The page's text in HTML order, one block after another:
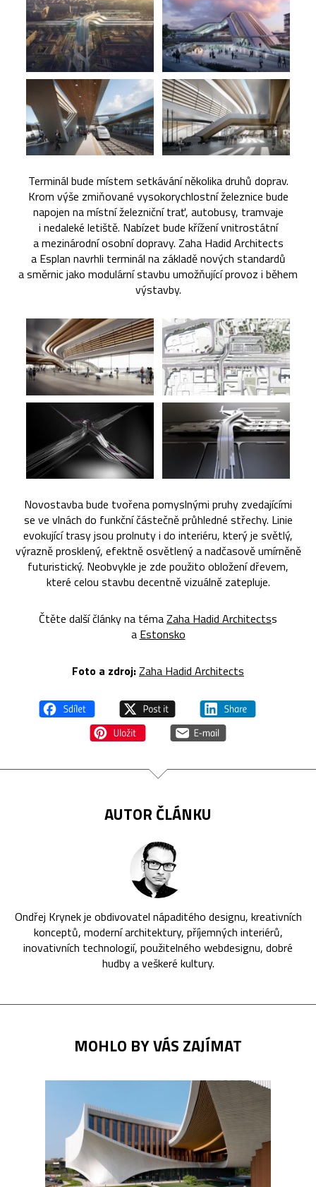
Terminál bude místem setkávání několika druhů doprav.
Krom výše zmiňované vysokorychlostní železnice bude
napojen na místní železniční trať, autobusy, tramvaje
i nedaleké letiště. Nabízet bude křížení vnitrostátní
a mezinárodní osobní dopravy. Zaha Hadid Architects
a Esplan navrhli terminál na základě nových standardů
a směrnic jako modulární stavbu umožňující provoz i během
výstavby.
Novostavba bude tvořena pomyslnými pruhy zvedajícími
se ve vlnách do funkční částečně průhledné střechy. Linie
evokující trasy jsou prolnuty i do interiéru, který je světlý,
výrazně prosklený, efektně osvětlený a nadčasově umírněně
futuristický. Neobvykle je zde použito obložení dřevem,
které celou stavbu decentně vizuálně zatepluje.
Čtěte další články na témaZaha Hadid Architectss
a Estonsko
Foto a zdroj:Zaha Hadid Architects
AUTOR ČLÁNKU
Ondřej Krynek je obdivovatel nápaditého designu, kreativních
konceptů, moderní architektury, příjemných interiérů,
inovativních technologií, použitelného webdesignu, dobré
hudby a veškeré kultury.
MOHLO BY VÁS ZAJÍMAT